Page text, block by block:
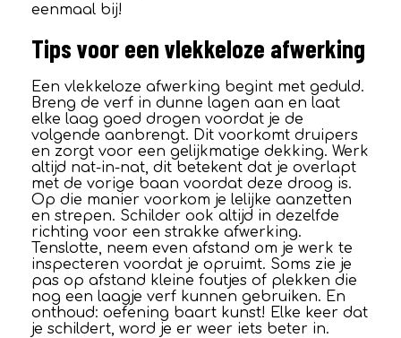
eenmaal bij!
Tips voor een vlekkeloze afwerking
Een vlekkeloze afwerking begint met geduld.
Breng de verf in dunne lagen aan en laat
elke laag goed drogen voordat je de
volgende aanbrengt. Dit voorkomt druipers
en zorgt voor een gelijkmatige dekking. Werk
altijd nat-in-nat, dit betekent dat je overlapt
met de vorige baan voordat deze droog is.
Op die manier voorkom je lelijke aanzetten
en strepen. Schilder ook altijd in dezelfde
richting voor een strakke afwerking.
Tenslotte, neem even afstand om je werk te
inspecteren voordat je opruimt. Soms zie je
pas op afstand kleine foutjes of plekken die
nog een laagje verf kunnen gebruiken. En
onthoud: oefening baart kunst! Elke keer dat
je schildert, word je er weer iets beter in.